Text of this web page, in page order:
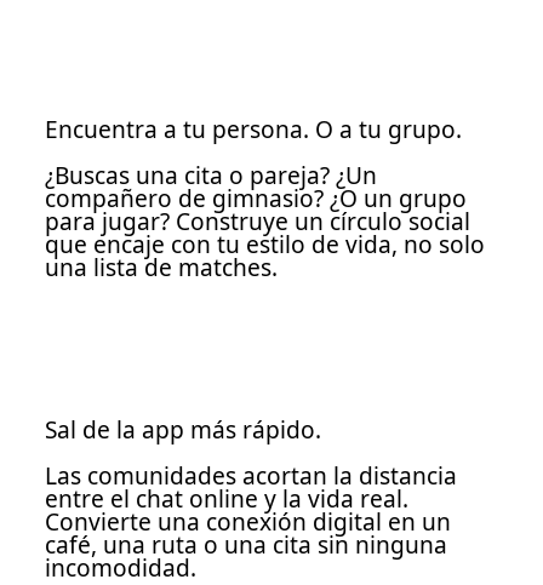
Encuentra a tu persona. O a tu grupo.
¿Buscas una cita o pareja? ¿Un
compañero de gimnasio? ¿O un grupo
para jugar? Construye un círculo social
que encaje con tu estilo de vida, no solo
una lista de matches.
Sal de la app más rápido.
Las comunidades acortan la distancia
entre el chat online y la vida real.
Convierte una conexión digital en un
café, una ruta o una cita sin ninguna
incomodidad.